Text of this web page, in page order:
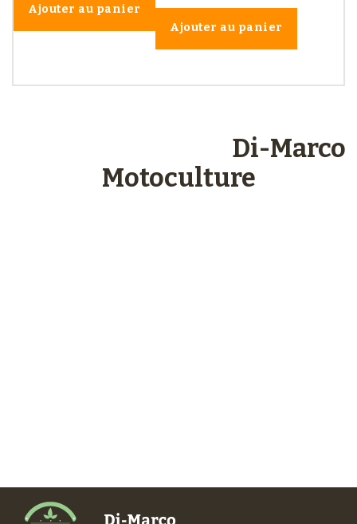
Ajouter au panier
Ajouter au panier
Di-Marco
Motoculture